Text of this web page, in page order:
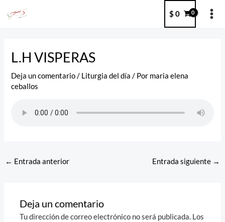
$ 0
L.H VISPERAS
Deja un comentario / Liturgia del día / Por maria elena
ceballos
← Entrada anterior Entrada siguiente →
Deja un comentario
Tu dirección de correo electrónico no será publicada. Los